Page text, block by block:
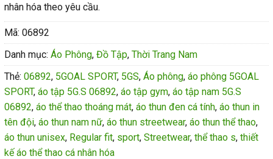
nhân hóa theo yêu cầu.
Mã: 06892
Danh mục: Áo Phông, Đồ Tập, Thời Trang Nam
Thẻ: 06892, 5GOAL SPORT, 5GS, Áo phông, áo phông 5GOAL
SPORT, áo tập 5G.S 06892, áo tập gym, áo tập nam 5G.S
06892, áo thể thao thoáng mát, áo thun đen cá tính, áo thun in
tên đội, áo thun nam nữ, áo thun streetwear, áo thun thể thao,
áo thun unisex, Regular fit, sport, Streetwear, thể thao s, thiết
kế áo thể thao cá nhân hóa